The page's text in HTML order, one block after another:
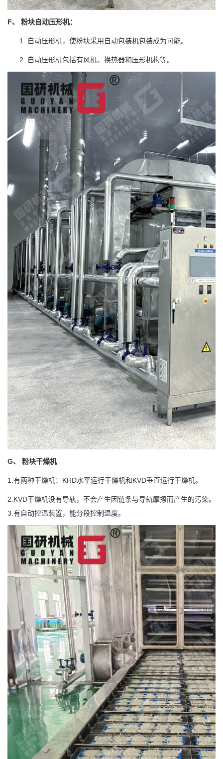
F、 粉块自动压形机：
自动压形机，使粉块采用自动包装机包装成为可能。
自动压形机包括有风机、换热器和压形机构等。
G、 粉块干燥机
1.有两种干燥机：KHD水平运行干燥机和KVD垂直运行干燥机。
2.KVD干燥机没有导轨，不会产生因链条与导轨摩擦而产生的污染。
3.有自动控温装置，能分段控制温度。